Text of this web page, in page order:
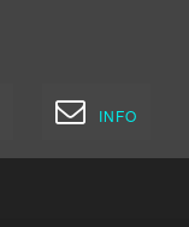
INFO